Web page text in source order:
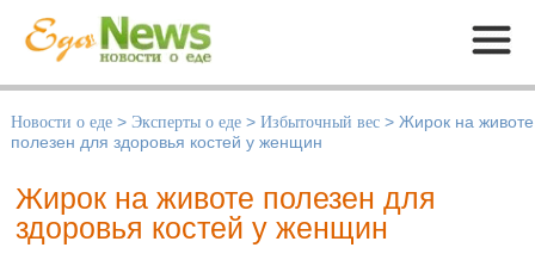
Меню
Новости о еде > Эксперты о еде > Избыточный вес > Жирок на животе
полезен для здоровья костей у женщин
Жирок на животе полезен для
здоровья костей у женщин